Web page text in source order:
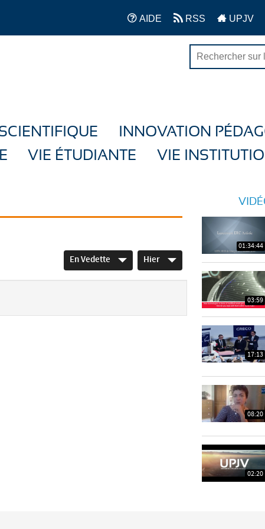
AIDE RSS UPJV
INNOVATION
VIE ÉTUDIANTE VIE
En Vedette Hier
01:34:44
03:59
17:13
08:20
02:20